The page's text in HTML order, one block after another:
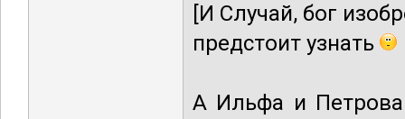
[И Случай, бог
предстоит узнать
А Ильфа и Петрова